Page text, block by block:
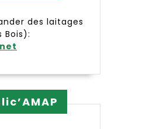
des laitages
Bois):